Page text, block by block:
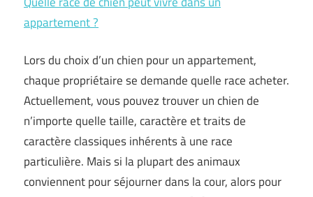
appartement ?
Lors du choix d’un chien pour un appartement,
chaque propriétaire se demande quelle race acheter.
Actuellement, vous pouvez trouver un chien de
n’importe quelle taille, caractère et traits de
caractère classiques inhérents à une race
particulière. Mais si la plupart des animaux
conviennent pour séjourner dans la cour, alors pour